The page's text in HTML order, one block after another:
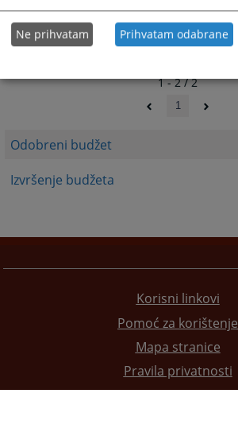
Odobreni budžet
Izvršenje budžeta
dates.
dates.
1 - 2 / 2
1
Korisni linkovi
Pomoć za korištenje
Mapa stranice
Pravila privatnosti
Ne prihvatam Prihvatam odabrane